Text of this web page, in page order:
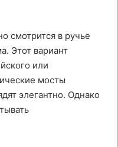
смотрится в ручье
Этот вариант
или
мосты
элегантно. Однако